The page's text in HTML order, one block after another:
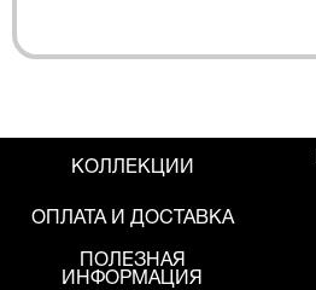
КОЛЛЕКЦИИ
ОПЛАТА И ДОСТАВКА
ПОЛЕЗНАЯ
ИНФОРМАЦИЯ